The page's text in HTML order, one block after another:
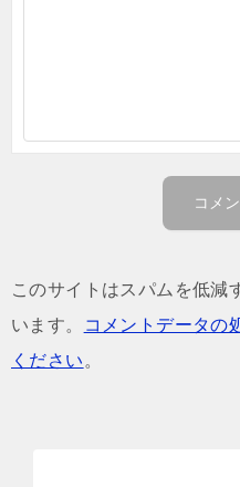
このサイトはスパムを低減
います。
コメントデータの
ください 。